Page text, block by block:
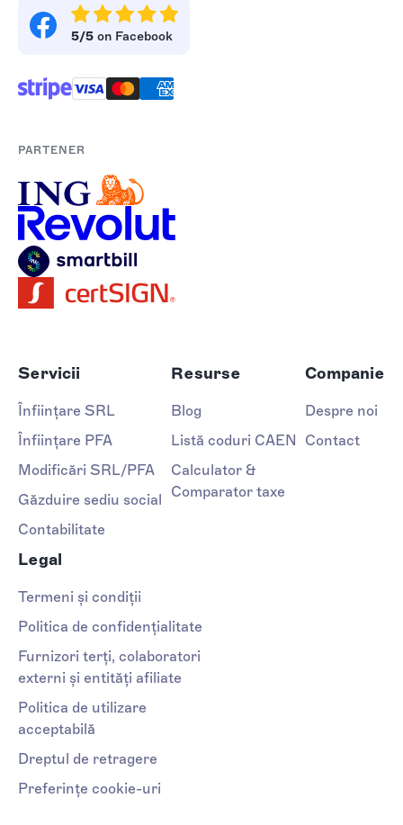
5/5 on Facebook
PARTENER
Servicii
Înființare SRL
Înființare PFA
Modificări SRL/PFA
Găzduire sediu social
Contabilitate
Resurse
Blog
Listă coduri CAEN
Calculator &
Comparator taxe
Companie
Despre noi
Contact
Legal
Termeni și condiții
Politica de confidențialitate
Furnizori terți, colaboratori
externi și entități afiliate
Politica de utilizare
acceptabilă
Dreptul de retragere
Preferințe cookie-uri